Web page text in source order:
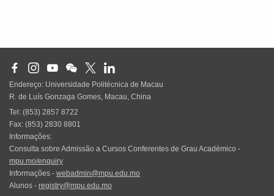
Endereço: Universidade Politécnica de Macau
R. de Luís Gonzaga Gomes, Macau, China
Tel: (853) 2857 8722
Fax: (853) 2830 8801
Informações:
Consulta sobre Admissão a Cursos Conferentes de Grau Académico -
mpu.mo/enquiry
Informações - webadmin@mpu.edu.mo
Alunos - registry@mpu.edu.mo